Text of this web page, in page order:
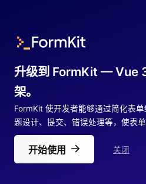
升级到 FormKit — Vue
架。
FormKit 使开发者能够通过简化表
题设计、提交、错误处理等，使表单
开始使用 关闭